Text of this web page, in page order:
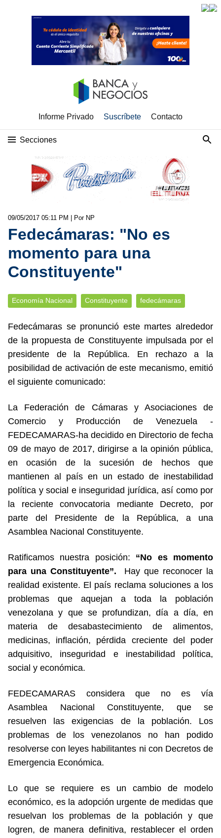
Informe Privado Suscríbete Contacto
Secciones
09/05/2017 05:11 PM | Por NP
Fedecámaras: "No es
momento para una
Constituyente"
Economía Nacional Constituyente fedecámaras
Fedecámaras se pronunció este martes alrededor
de la propuesta de Constituyente impulsada por el
presidente de la República. En rechazo a la
posibilidad de activación de este mecanismo, emitió
el siguiente comunicado:
La Federación de Cámaras y Asociaciones de
Comercio y Producción de Venezuela -
FEDECAMARAS-ha decidido en Directorio de fecha
09 de mayo de 2017, dirigirse a la opinión pública,
en ocasión de la sucesión de hechos que
mantienen al país en un estado de inestabilidad
política y social e inseguridad jurídica, así como por
la reciente convocatoria mediante Decreto, por
parte del Presidente de la República, a una
Asamblea Nacional Constituyente.
Ratificamos nuestra posición: “No es momento
para una Constituyente”. Hay que reconocer la
realidad existente. El país reclama soluciones a los
problemas que aquejan a toda la población
venezolana y que se profundizan, día a día, en
materia de desabastecimiento de alimentos,
medicinas, inflación, pérdida creciente del poder
adquisitivo, inseguridad e inestabilidad política,
social y económica.
FEDECAMARAS considera que no es vía
Asamblea Nacional Constituyente, que se
resuelven las exigencias de la población. Los
problemas de los venezolanos no han podido
resolverse con leyes habilitantes ni con Decretos de
Emergencia Económica.
Lo que se requiere es un cambio de modelo
económico, es la adopción urgente de medidas que
resuelvan los problemas de la población y que
logren, de manera definitiva, restablecer el orden